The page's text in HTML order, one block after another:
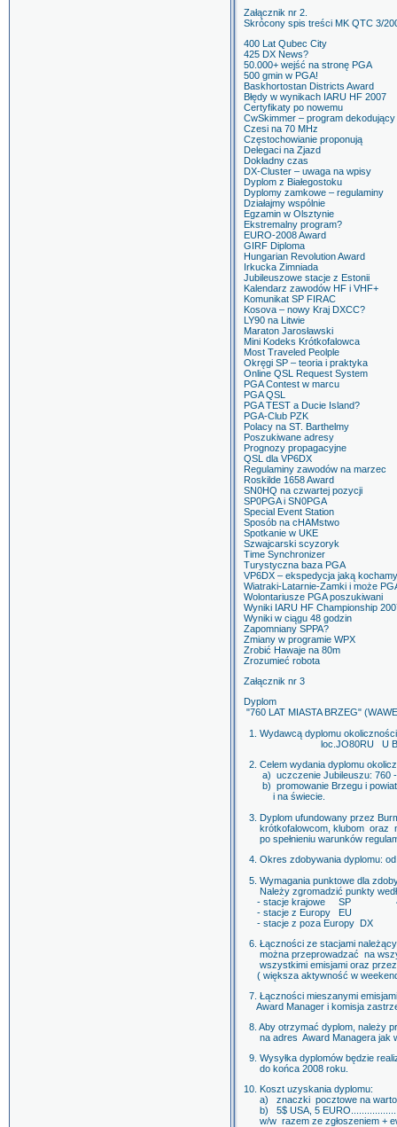
Załącznik nr 2.
Skrócony spis treści MK QTC 3/
400 Lat Qubec City
425 DX News?
50.000+ wejść na stronę PGA
500 gmin w PGA!
Baskhortostan Districts Award
Błędy w wynikach IARU HF 2007
Certyfikaty po nowemu
CwSkimmer – program dekodujący
Czesi na 70 MHz
Częstochowianie proponują
Delegaci na Zjazd
Dokładny czas
DX-Cluster – uwaga na wpisy
Dyplom z Białegostoku
Dyplomy zamkowe – regulaminy
Działajmy wspólnie
Egzamin w Olsztynie
Ekstremalny program?
EURO-2008 Award
GIRF Diploma
Hungarian Revolution Award
Irkucka Zimniada
Jubileuszowe stacje z Estonii
Kalendarz zawodów HF i VHF+
Komunikat SP FIRAC
Kosova – nowy Kraj DXCC?
LY90 na Litwie
Maraton Jarosławski
Mini Kodeks Krótkofalowca
Most Traveled Peolple
Okręgi SP – teoria i praktyka
Online QSL Request System
PGA Contest w marcu
PGA QSL
PGA TEST a Ducie Island?
PGA-Club PZK
Polacy na ST. Barthelmy
Poszukiwane adresy
Prognozy propagacyjne
QSL dla VP6DX
Regulaminy zawodów na marzec
Roskilde 1658 Award
SN0HQ na czwartej pozycji
SP0PGA i SN0PGA
Special Event Station
Sposób na cHAMstwo
Spotkanie w UKE
Szwajcarski scyzoryk
Time Synchronizer
Turystyczna baza PGA
VP6DX – ekspedycja jaką kochamy
Wiatraki-Latarnie-Zamki i może
Wolontariusze PGA poszukiwani
Wyniki IARU HF Championship
Wyniki w ciągu 48 godzin
Zapomniany SPPA?
Zmiany w programie WPX
Zrobić Hawaje na 80m
Zrozumieć robota
Załącznik nr 3
Dyplom
"760 LAT MIASTA BRZEG"
1. Wydawcą dyplomu
loc.JO80RU U BQ 01
2. Celem wydania dyplomu
a) uczczenie Jubileuszu: 760 -
b) promowanie Brzegu i
i na świecie.
3. Dyplom ufundowany przez
krótkofalowcom, klubom oraz
po spełnieniu warunków
4. Okres zdobywania dyplomu:
5. Wymagania punktowe dla
Należy zgromadzić punkty
- stacje krajowe SP 4
- stacje z Europy EU
- stacje z poza Europy
6. Łączności ze stacjami
można przeprowadzać na
wszystkimi emisjami oraz przez
( większa aktywność w
7. Łączności mieszanymi
Award Manager i komisja
8. Aby otrzymać dyplom, należy
na adres Award Managera jak
9. Wysyłka dyplomów będzie
do końca 2008 roku.
10. Koszt uzyskania dyplomu:
a) znaczki pocztowe na
b) 5$ USA, 5
w/w razem ze zgłoszeniem +